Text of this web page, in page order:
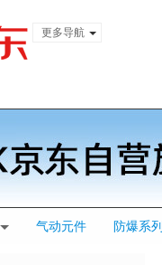
更多导航
气动元件 防爆系列